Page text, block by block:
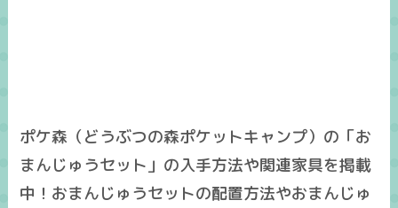
ポケ森（どうぶつの森ポケットキャンプ）の「お
まんじゅうセット」の入手方法や関連家具を掲載
中！おまんじゅうセットの配置方法やおまんじゅ